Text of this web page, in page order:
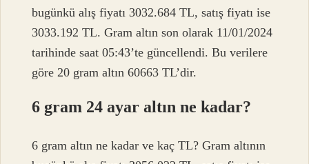
bugünkü alış fiyatı 3032.684 TL, satış fiyatı ise
3033.192 TL. Gram altın son olarak 11/01/2024
tarihinde saat 05:43’te güncellendi. Bu verilere
göre 20 gram altın 60663 TL’dir.
6 gram 24 ayar altın ne kadar?
6 gram altın ne kadar ve kaç TL? Gram altının